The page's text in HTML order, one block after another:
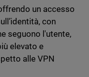
un accesso
con
seguono l'utente,
elevato e
alle VPN